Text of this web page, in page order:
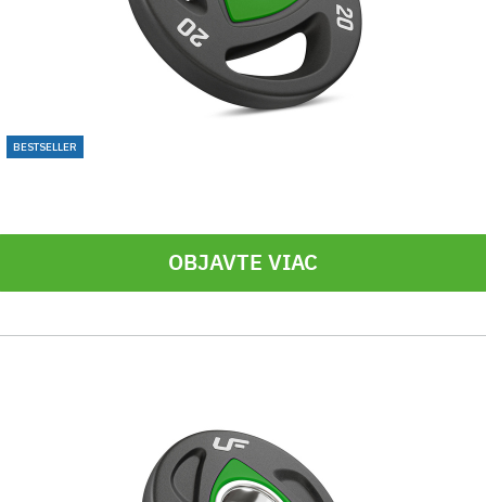
BESTSELLER
OBJAVTE VIAC